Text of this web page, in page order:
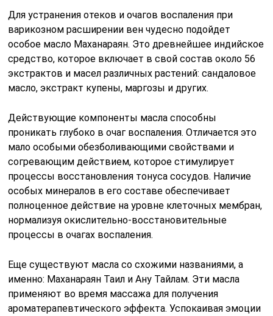
Для устранения отеков и очагов воспаления при
варикозном расширении вен чудесно подойдет
особое масло Маханараян. Это древнейшее индийское
средство, которое включает в свой состав около 56
экстрактов и масел различных растений: сандаловое
масло, экстракт купены, маргозы и других.
Действующие компоненты масла способны
проникать глубоко в очаг воспаления. Отличается это
мало особыми обезболивающими свойствами и
согревающим действием, которое стимулирует
процессы восстановления тонуса сосудов. Наличие
особых минералов в его составе обеспечивает
полноценное действие на уровне клеточных мембран,
нормализуя окислительно-восстановительные
процессы в очагах воспаления.
Еще существуют масла со схожими названиями, а
именно: Маханараян Таил и Ану Тайлам. Эти масла
применяют во время массажа для получения
ароматерапевтического эффекта. Успокаивая эмоции